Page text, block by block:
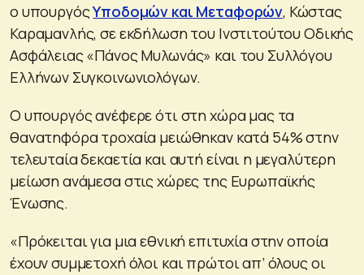
ο υπουργόςΥποδομών και Μεταφορών, Κώστας
Καραμανλής, σε εκδήλωση του Ινστιτούτου Οδικής
Ασφάλειας «Πάνος Μυλωνάς» και του Συλλόγου
Ελλήνων Συγκοινωνιολόγων.
Ο υπουργός ανέφερε ότι στη χώρα μας τα
θανατηφόρα τροχαία μειώθηκαν κατά 54% στην
τελευταία δεκαετία και αυτή είναι η μεγαλύτερη
μείωση ανάμεσα στις χώρες της Ευρωπαϊκής
Ένωσης.
«Πρόκειται για μια εθνική επιτυχία στην οποία
έχουν συμμετοχή όλοι και πρώτοι απ’ όλους οι